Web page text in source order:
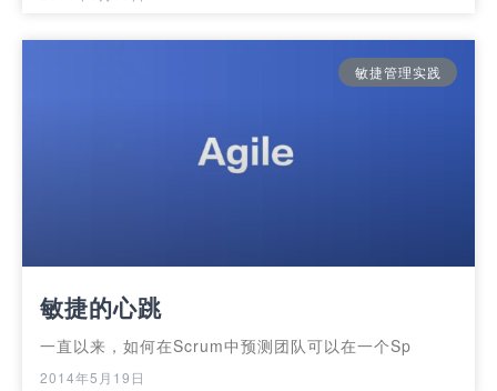
敏捷管理实践
敏捷的心跳
一直以来，如何在Scrum中预测团队可以在一个Sp
2014年5月19日